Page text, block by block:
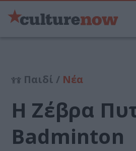
Παιδί / Νέα
Η Ζέβρα
Badminton